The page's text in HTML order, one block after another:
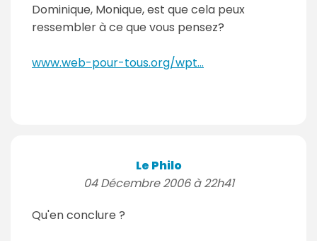
Dominique, Monique, est que cela peux
ressembler à ce que vous pensez?
www.web-pour-tous.org/wpt...
Le Philo
04 Décembre 2006 à 22h41
Qu'en conclure ?